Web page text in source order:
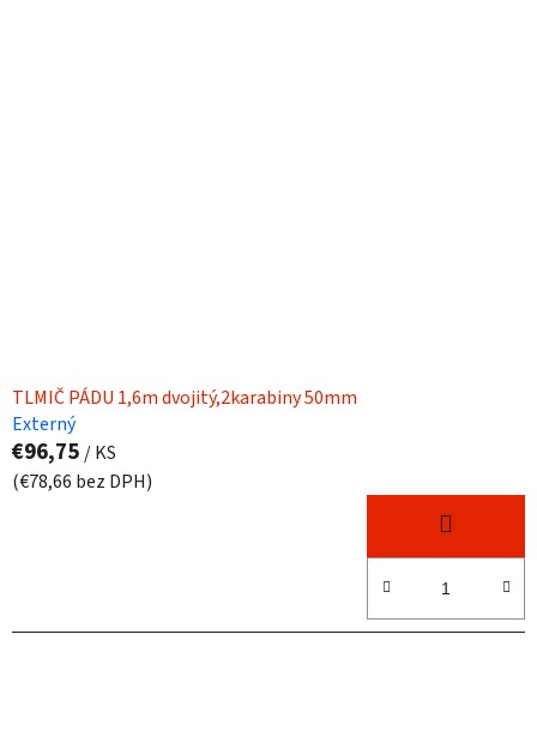
TLMIČ PÁDU 1,6m dvojitý,2karabiny 50mm
Externý
€96,75 / KS
(€78,66 bez DPH)